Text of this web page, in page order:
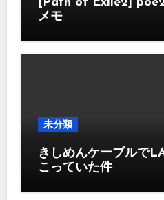
メモ
未分類
きしめんケーブルで
こっていた件